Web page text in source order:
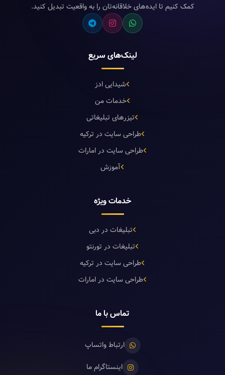
کمک کنیم تا ایده‌های خلاقانه‌تان را به واقعیت تبدیل کنید.
لینک‌های سریع
شیدایی ادز
خدمات من
تیزرهای تبلیغاتی
طراحی سایت در ترکیه
طراحی سایت در امارات
آموزش
خدمات ویژه
تبلیغات در دبی
تبلیغات در تورنتو
طراحی سایت در ترکیه
طراحی سایت در امارات
تماس با ما
ارتباط واتساپ
اینستاگرام ما